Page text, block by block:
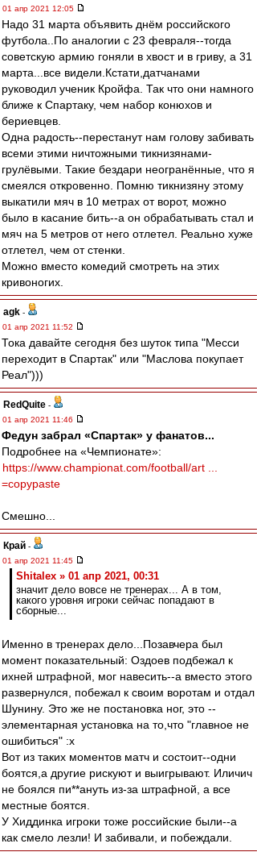
01 апр 2021 12:05
Надо 31 марта объявить днём российского
футбола..По аналогии с 23 февраля--тогда
советскую армию гоняли в хвост и в гриву, а 31
марта...все видели.Кстати,датчанами
руководил ученик Кройфа. Так что они намного
ближе к Спартаку, чем набор конюхов и
бериевцев.
Одна радость--перестанут нам голову забивать
всеми этими ничтожными тикнизянами-
грулёвыми. Такие бездари неогранённые, что я
смеялся откровенно. Помню тикнизяну этому
выкатили мяч в 10 метрах от ворот, можно
было в касание бить--а он обрабатывать стал и
мяч на 5 метров от него отлетел. Реально хуже
отлетел, чем от стенки.
Можно вместо комедий смотреть на этих
кривоногих.
agk -
01 апр 2021 11:52
Тока давайте сегодня без шуток типа "Месси
переходит в Спартак" или "Маслова покупает
Реал")))
RedQuite -
01 апр 2021 11:46
Федун забрал «Спартак» у фанатов...
Подробнее на «Чемпионате»:
https://www.championat.com/football/art ...
=copypaste
Смешно...
Край -
01 апр 2021 11:45
Shitalex » 01 апр 2021, 00:31
значит дело вовсе не тренерах... А в том,
какого уровня игроки сейчас попадают в
сборные...
Именно в тренерах дело...Позавчера был
момент показательный: Оздоев подбежал к
ихней штрафной, мог навесить--а вместо этого
развернулся, побежал к своим воротам и отдал
Шунину. Это же не постановка ног, это --
элементарная установка на то,что "главное не
ошибиться" :x
Вот из таких моментов матч и состоит--одни
боятся,а другие рискуют и выигрывают. Иличич
не боялся пи**ануть из-за штрафной, а все
местные боятся.
У Хиддинка игроки тоже российские были--а
как смело лезли! И забивали, и побеждали.